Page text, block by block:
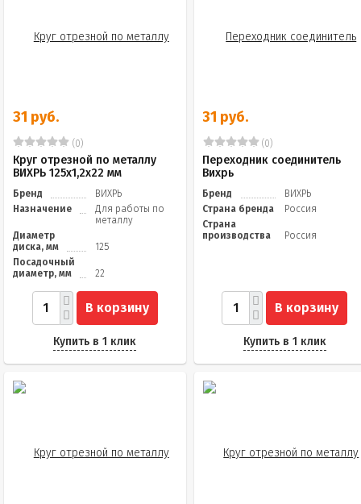
31 руб.
(0)
Круг отрезной по металлу
ВИХРЬ 125х1,2х22 мм
Бренд
ВИХРЬ
Назначение
Для работы по
металлу
Диаметр
диска, мм
125
Посадочный
диаметр, мм
22
В корзину
Купить в 1 клик
31 руб.
(0)
Переходник соединитель
Вихрь
Бренд
ВИХРЬ
Страна бренда
Россия
Страна
производства
Россия
В корзину
Купить в 1 клик